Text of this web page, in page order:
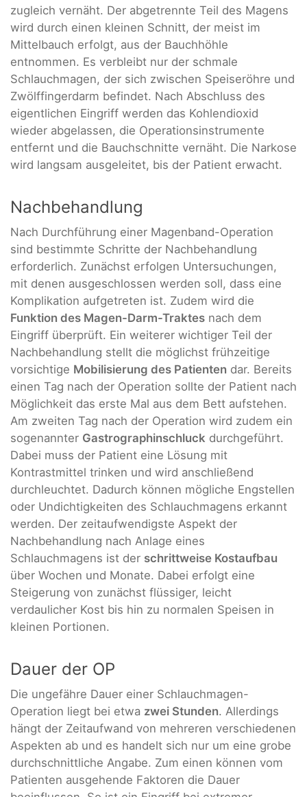
zugleich vernäht. Der abgetrennte Teil des Magens
wird durch einen kleinen Schnitt, der meist im
Mittelbauch erfolgt, aus der Bauchhöhle
entnommen. Es verbleibt nur der schmale
Schlauchmagen, der sich zwischen Speiseröhre und
Zwölffingerdarm befindet. Nach Abschluss des
eigentlichen Eingriff werden das Kohlendioxid
wieder abgelassen, die Operationsinstrumente
entfernt und die Bauchschnitte vernäht. Die Narkose
wird langsam ausgeleitet, bis der Patient erwacht.
Nachbehandlung
Nach Durchführung einer Magenband-Operation
sind bestimmte Schritte der Nachbehandlung
erforderlich. Zunächst erfolgen Untersuchungen,
mit denen ausgeschlossen werden soll, dass eine
Komplikation aufgetreten ist. Zudem wird die
Funktion des Magen-Darm-Traktes nach dem
Eingriff überprüft. Ein weiterer wichtiger Teil der
Nachbehandlung stellt die möglichst frühzeitige
vorsichtige Mobilisierung des Patienten dar. Bereits
einen Tag nach der Operation sollte der Patient nach
Möglichkeit das erste Mal aus dem Bett aufstehen.
Am zweiten Tag nach der Operation wird zudem ein
sogenannter Gastrographinschluck durchgeführt.
Dabei muss der Patient eine Lösung mit
Kontrastmittel trinken und wird anschließend
durchleuchtet. Dadurch können mögliche Engstellen
oder Undichtigkeiten des Schlauchmagens erkannt
werden. Der zeitaufwendigste Aspekt der
Nachbehandlung nach Anlage eines
Schlauchmagens ist der schrittweise Kostaufbau
über Wochen und Monate. Dabei erfolgt eine
Steigerung von zunächst flüssiger, leicht
verdaulicher Kost bis hin zu normalen Speisen in
kleinen Portionen.
Dauer der OP
Die ungefähre Dauer einer Schlauchmagen-
Operation liegt bei etwa zwei Stunden. Allerdings
hängt der Zeitaufwand von mehreren verschiedenen
Aspekten ab und es handelt sich nur um eine grobe
durchschnittliche Angabe. Zum einen können vom
Patienten ausgehende Faktoren die Dauer